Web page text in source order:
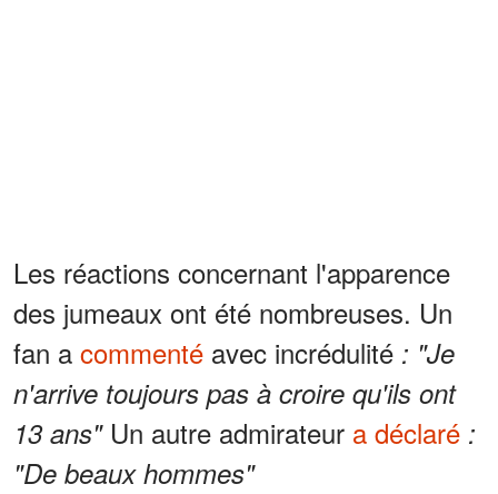
Les réactions concernant l'apparence
des jumeaux ont été nombreuses. Un
fan a commenté avec incrédulité : "Je
n'arrive toujours pas à croire qu'ils ont
13 ans"Un autre admirateur a déclaré :
"De beaux hommes"